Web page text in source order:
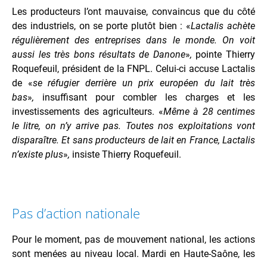
Les producteurs l’ont mauvaise, convaincus que du côté
des industriels, on se porte plutôt bien : «Lactalis achète
régulièrement des entreprises dans le monde. On voit
aussi les très bons résultats de Danone», pointe Thierry
Roquefeuil, président de la FNPL. Celui-ci accuse Lactalis
de «se réfugier derrière un prix européen du lait très
bas», insuffisant pour combler les charges et les
investissements des agriculteurs. «Même à 28 centimes
le litre, on n’y arrive pas. Toutes nos exploitations vont
disparaître. Et sans producteurs de lait en France, Lactalis
n’existe plus», insiste Thierry Roquefeuil.
Pas d’action nationale
Pour le moment, pas de mouvement national, les actions
sont menées au niveau local. Mardi en Haute-Saône, les